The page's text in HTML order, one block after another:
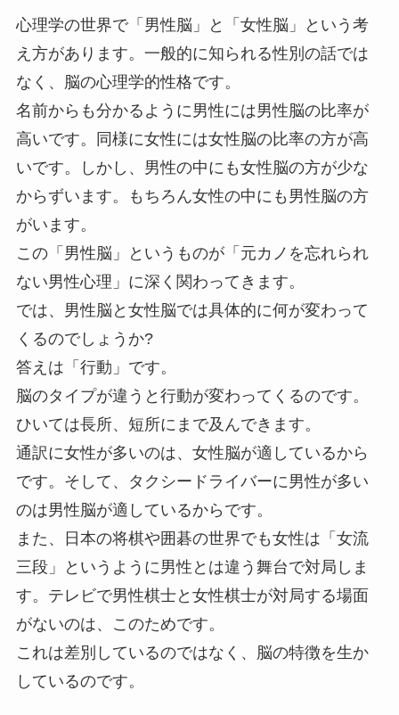
心理学の世界で「男性脳」と「女性脳」という考
え方があります。一般的に知られる性別の話では
なく、脳の心理学的性格です。
名前からも分かるように男性には男性脳の比率が
高いです。同様に女性には女性脳の比率の方が高
いです。しかし、男性の中にも女性脳の方が少な
からずいます。もちろん女性の中にも男性脳の方
がいます。
この「男性脳」というものが「元カノを忘れられ
ない男性心理」に深く関わってきます。
では、男性脳と女性脳では具体的に何が変わって
くるのでしょうか?
答えは「行動」です。
脳のタイプが違うと行動が変わってくるのです。
ひいては長所、短所にまで及んできます。
通訳に女性が多いのは、女性脳が適しているから
です。そして、タクシードライバーに男性が多い
のは男性脳が適しているからです。
また、日本の将棋や囲碁の世界でも女性は「女流
三段」というように男性とは違う舞台で対局しま
す。テレビで男性棋士と女性棋士が対局する場面
がないのは、このためです。
これは差別しているのではなく、脳の特徴を生か
しているのです。